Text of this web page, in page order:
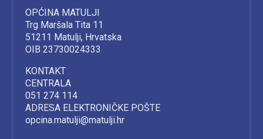
OPĆINA MATULJI
Trg Maršala Tita 11
51211 Matulji, Hrvatska
OIB 23730024333
KONTAKT
CENTRALA
051 274 114
ADRESA ELEKTRONIČKE POŠTE
opcina.matulji@matulji.hr